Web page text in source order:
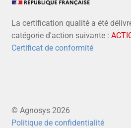
La certification qualité a été
catégorie d'action suivante :
Certificat de conformité
© Agnosys 2026
Politique de confidentialité